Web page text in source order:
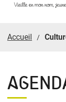
Accueil